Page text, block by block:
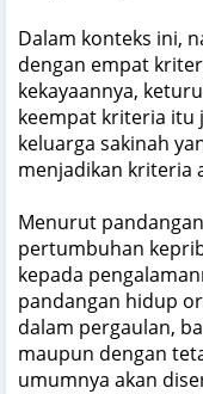
Dalam konteks ini,
dengan empat
kekayaannya,
keempat kriteria itu
keluarga sakinah
menjadikan kriteria
Menurut
pertumbuhan
kepada
pandangan hidup
dalam pergaulan,
maupun dengan
umumnya akan